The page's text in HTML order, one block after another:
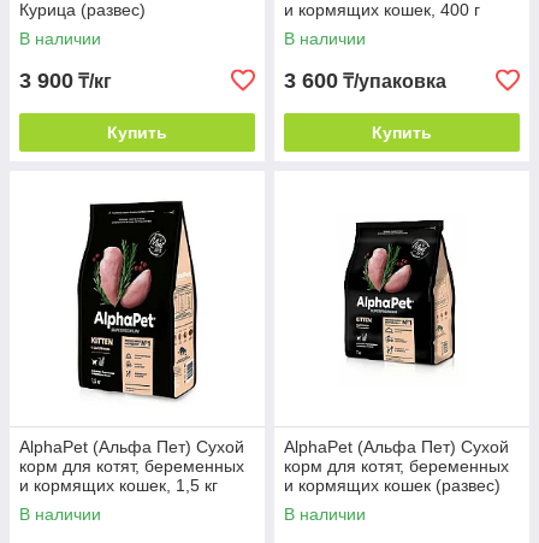
Курица (развес)
В наличии
3 900 ₸/кг
Купить
и кормящих кошек, 400 г
В наличии
3 600 ₸/упаковка
Купить
AlphaPet (Альфа Пет) Сухой
корм для котят, беременных
и кормящих кошек, 1,5 кг
В наличии
AlphaPet (Альфа Пет) Сухой
корм для котят, беременных
и кормящих кошек (развес)
В наличии